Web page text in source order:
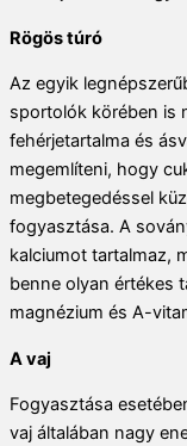
Rögös túró
Az egyik
sportolók körében is
fehérjetartalma és
megemlíteni, hogy
megbetegedéssel
fogyasztása. A
kalciumot tartalmaz,
benne olyan értékes
magnézium és A-
A vaj
Fogyasztása
vaj általában nagy